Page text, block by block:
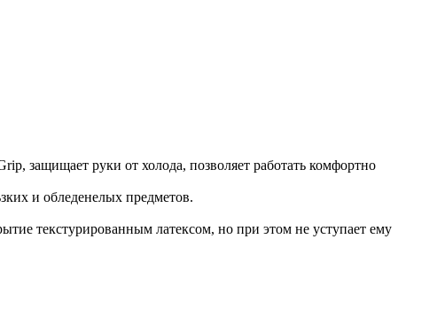
защищает руки от холода, позволяет работать комфортно
и обледенелых предметов.
текстурированным латексом, но при этом не уступает ему